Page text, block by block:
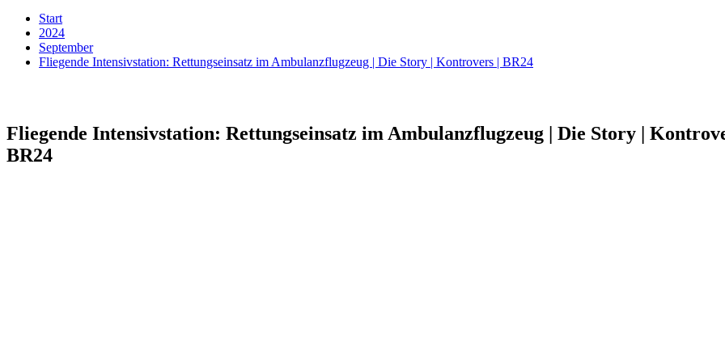
Start
2024
September
Fliegende Intensivstation: Rettungseinsatz im Ambulanzflugzeug | Die Story | Kontrovers | BR24
Fliegende Intensivstation: Rettungseinsatz im Ambulanzflugzeug | Die Story |
BR24